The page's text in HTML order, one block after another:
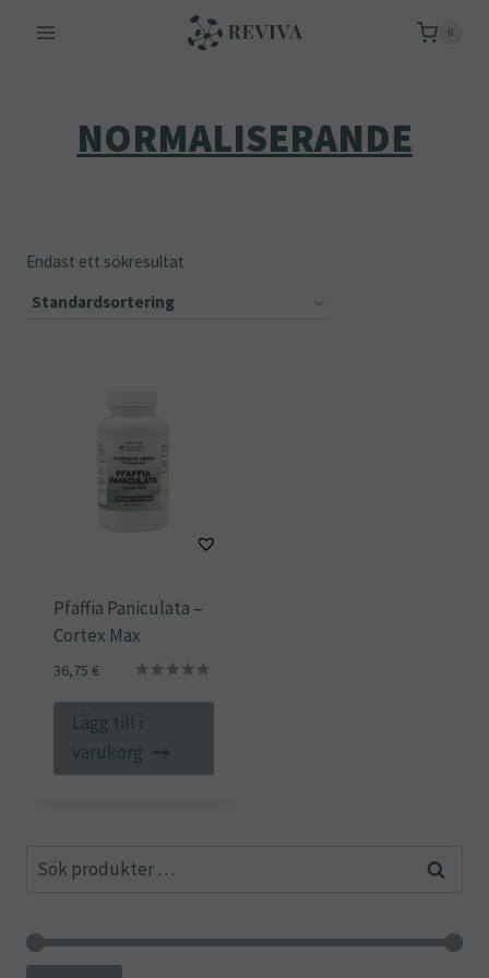
0
NORMALISERANDE
Endast ett sökresultat
Pfaffia Paniculata –
Cortex Max
av 5
36,75 €
Lägg till i
varukorg
Sök
Sök